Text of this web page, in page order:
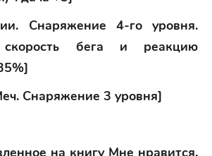
Снаряжение 4-го уровня.
скорость бега и реакцию
Снаряжение 3 уровня]
на книгу Мне нравится,